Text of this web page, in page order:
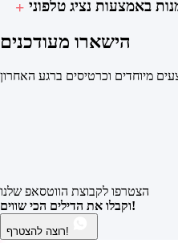
הישארו מעודכנים
מיוחדים וכרטיסים ברגע האחרון
הצטרפו לקבוצת הווטסאפ שלנו
וקבלו את הדילים הכי שווים!
רוצה להצטרף!